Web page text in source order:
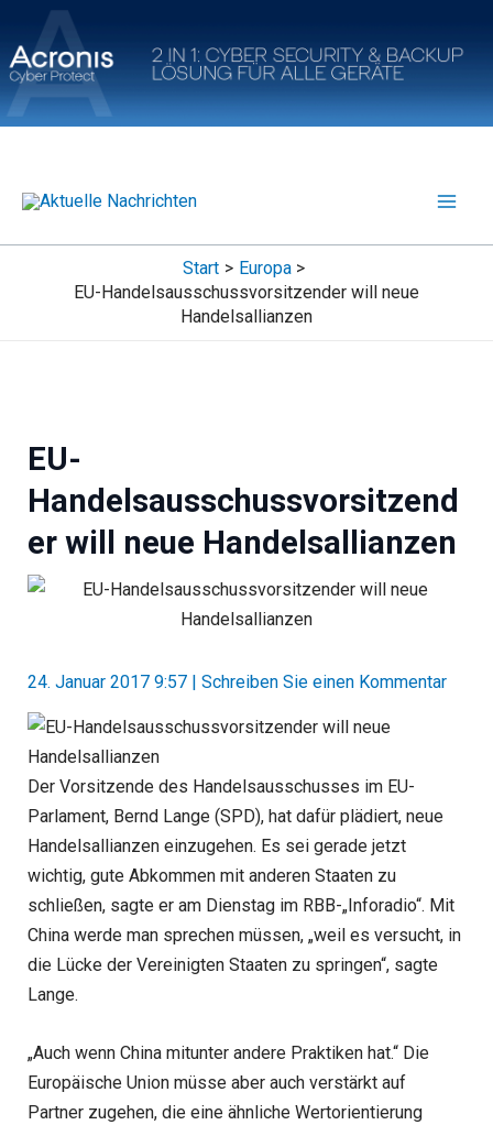
Inhalt
springen
Start
Europa
EU-Handelsausschussvorsitzender will neue
Handelsallianzen
EU-
Handelsausschussvorsitzend
er will neue Handelsallianzen
24. Januar 2017 9:57 Schreiben Sie einen Kommentar
Der Vorsitzende des Handelsausschusses im EU-
Parlament, Bernd Lange (SPD), hat dafür plädiert, neue
Handelsallianzen einzugehen. Es sei gerade jetzt
wichtig, gute Abkommen mit anderen Staaten zu
schließen, sagte er am Dienstag im RBB-„Inforadio“. Mit
China werde man sprechen müssen, „weil es versucht, in
die Lücke der Vereinigten Staaten zu springen“, sagte
Lange.
„Auch wenn China mitunter andere Praktiken hat.“ Die
Europäische Union müsse aber auch verstärkt auf
Partner zugehen, die eine ähnliche Wertorientierung